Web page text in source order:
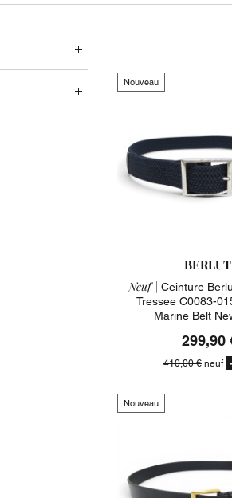
Nouveau
Neuf | Ceinture
Tressee C0083-
Marine Belt
299,90
410,00 € neuf
Nouveau